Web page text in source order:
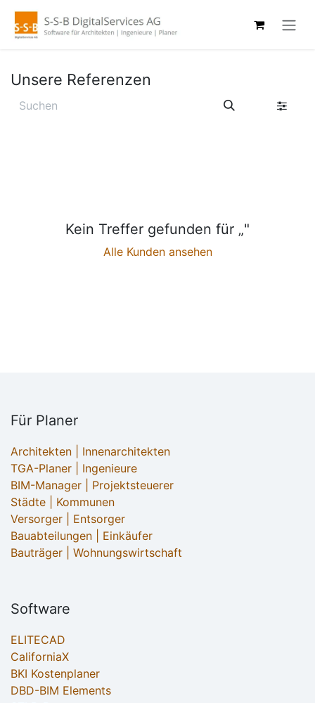
Zum Inhalt springen
Unsere Referenzen
Kein Treffer gefunden für „"
Alle Kunden ansehen
Für Planer
Architekten | Innenarchitekten
TGA-Planer | Ingenieure
BIM-Manager | Projektsteuerer
Städte | Kommunen
Versorger | Entsorger
Bauabteilungen | Einkäufer
Bauträger | Wohnungswirtschaft
Software
ELITECAD
CaliforniaX
BKI Kostenplaner
DBD-BIM Elements